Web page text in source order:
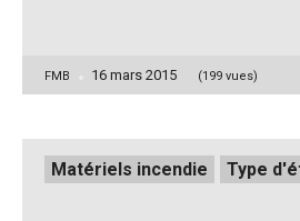
Posted
FMB 16 mars 2015 (199 vues)
Posted
inMatériels incendie Type